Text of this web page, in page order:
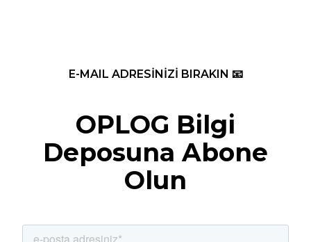
E-MAIL ADRESİNİZİ BIRAKIN 📧
OPLOG Bilgi
Deposuna Abone
Olun